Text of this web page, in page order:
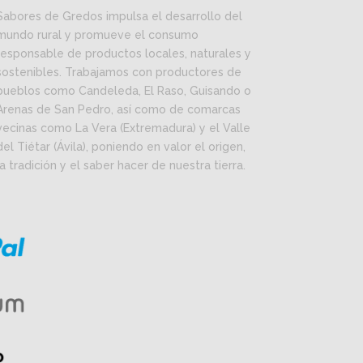
de Gredos impulsa el desarrollo del
rural y promueve el consumo
de productos locales, naturales y
Trabajamos con productores de
como Candeleda, El Raso, Guisando o
de San Pedro, así como de comarcas
como La Vera (Extremadura) y el Valle
Tiétar (Ávila), poniendo en valor el origen,
tradición y el saber hacer de nuestra tierra.